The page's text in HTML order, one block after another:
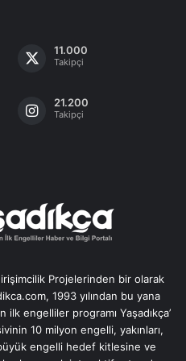
11.000
Takipçi
21.200
Takipçi
Projelerinden bir olarak
1993 yılından bu yana
ilk engelliler programı Yaşadıkça’
10 milyon engelli, yakınları,
engelli hedef kitlesine ve